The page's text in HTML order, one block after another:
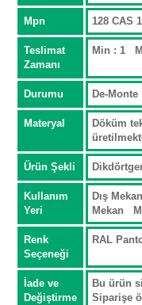
Mpn 128 CAS
Teslimat
Zamanı
Min : 1
Durumu De-Monte
Materyal
Döküm
Ürün Şekli
Kullanım
Yeri
Dış
Mekan
Renk
Seçeneği
RAL
İade ve
Değiştirme
Bu ürün
Siparişe